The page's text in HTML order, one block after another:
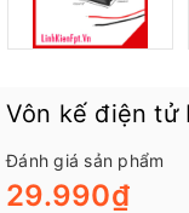
Vôn kế điện tử
Đánh giá sản phẩm
29.990₫